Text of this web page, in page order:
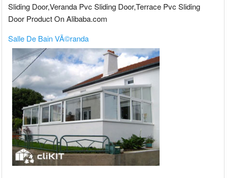
Sliding Door,Veranda Pvc Sliding Door,Terrace Pvc Sliding
Door Product On Alibaba.com
Salle De Bain VÃ©randa